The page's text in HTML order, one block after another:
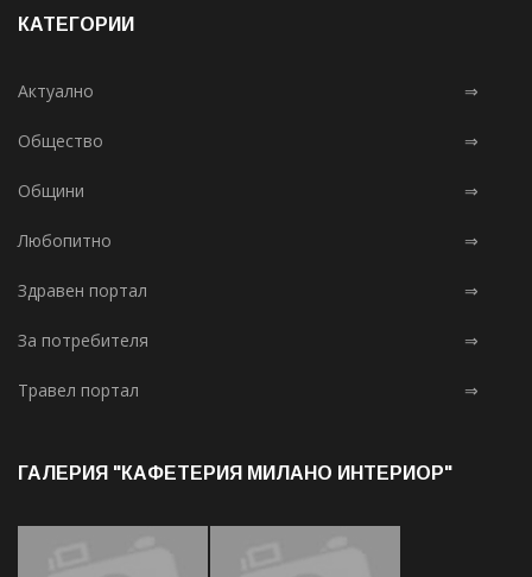
КАТЕГОРИИ
Актуално ⇒
Общество ⇒
Общини ⇒
Любопитно ⇒
Здравен портал ⇒
За потребителя ⇒
Травел портал ⇒
ГАЛЕРИЯ "КАФЕТЕРИЯ МИЛАНО ИНТЕРИОР"